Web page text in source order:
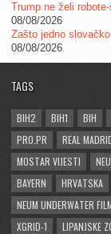
Trump ne želi
08/08/2026
Zašto jedno
08/08/2026
TAGS
BIH2 BIH1 BIH
PRO.PR
REAL
MOSTAR VIJESTI
BAYERN
HRVATSKA
NEUM UNDERWATER
XGRID-1
LIPANJSKE